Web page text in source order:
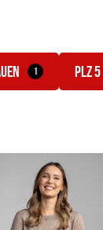
1 PLZ 5